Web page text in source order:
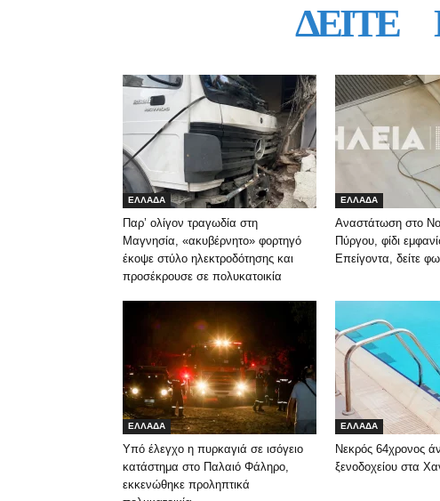
ΔΕΙΤΕ
ΕΛΛΑΔΑ
Παρ’ ολίγον τραγωδία στη
Μαγνησία, «ακυβέρνητο» φορτηγό
έκοψε στύλο ηλεκτροδότησης και
προσέκρουσε σε πολυκατοικία
ΕΛΛΑΔΑ
Αναστάτωση στο
Πύργου, φίδι
Επείγοντα, δείτε
ΕΛΛΑΔΑ
Υπό έλεγχο η πυρκαγιά σε ισόγειο
κατάστημα στο Παλαιό Φάληρο,
εκκενώθηκε προληπτικά
ΕΛΛΑΔΑ
Νεκρός 64χρονος
ξενοδοχείου στα